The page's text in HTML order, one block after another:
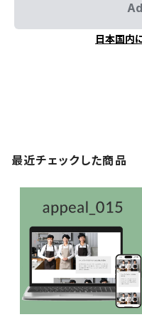
日本国内
最近チェックした商品